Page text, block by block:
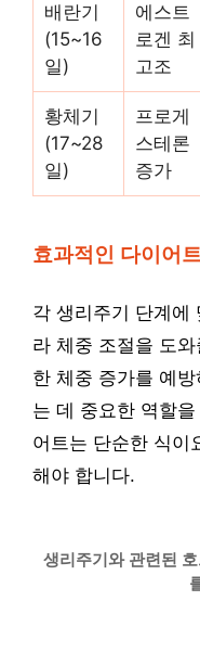
배란기
(15~16
일)
에스트
로겐 최
고조
황체기
(17~28
일)
프로게
스테론
증가
효과적인 다이어
각 생리주기 단계에
라 체중 조절을 도
한 체중 증가를 예
는 데 중요한 역할
어트는 단순한 식이
해야 합니다.
생리주기와 관련된